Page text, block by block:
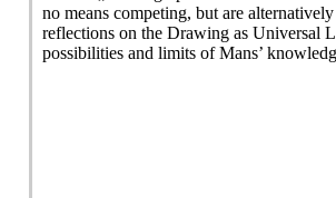
no means competing, but are
reflections on the Drawing as Universal
possibilities and limits of Mans’